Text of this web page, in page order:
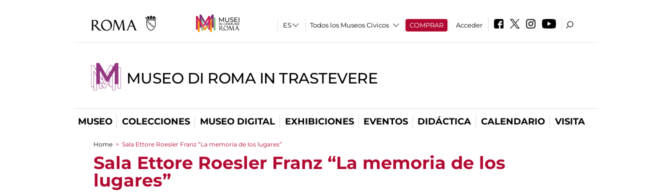
Todos los Museos Cívicos COMPRAR Acceder
MUSEO DI ROMA IN TRASTEVERE
MUSEO COLECCIONES MUSEO DIGITAL EXHIBICIONES EVENTOS DIDÁCTICA CALENDARIO VISITA
You are here
Home > Sala Ettore Roesler Franz “La memoria de los lugares”
Sala Ettore Roesler Franz “La memoria de los
lugares”